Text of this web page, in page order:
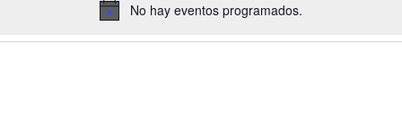
Aviso
No hay eventos programados.